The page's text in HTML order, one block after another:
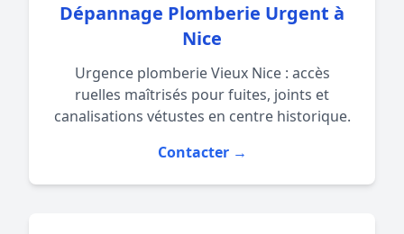
Dépannage Plomberie Urgent à
Nice
Urgence plomberie Vieux Nice : accès
ruelles maîtrisés pour fuites, joints et
canalisations vétustes en centre historique.
Contacter →